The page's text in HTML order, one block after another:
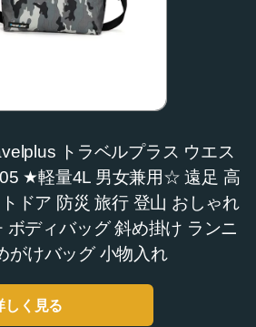
トラベルプラス ウエス
★軽量4L 男女兼用☆ 遠足 高
ドア 防災 旅行 登山 おしゃれ
ディバッグ 斜め掛け ランニ
がけバッグ 小物入れ
しく見る